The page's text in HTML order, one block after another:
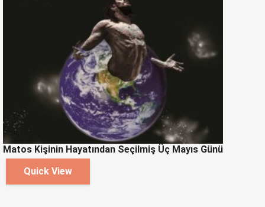
Matos Kişinin Hayatından Seçilmiş Üç Mayıs Günü
Quick View